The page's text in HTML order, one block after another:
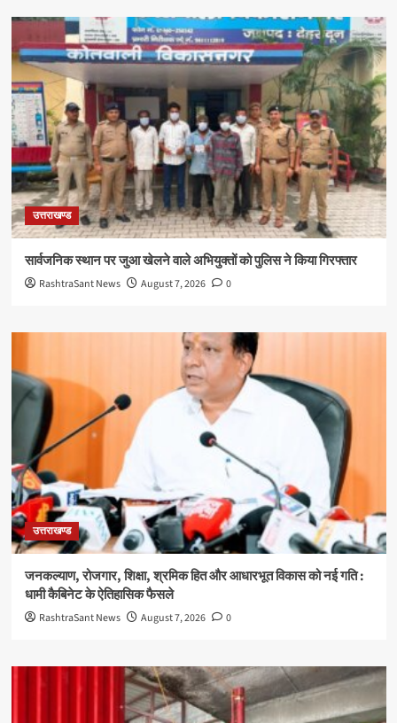
उत्तराखण्ड
सार्वजनिक स्थान पर जुआ खेलने वाले अभियुक्तों को पुलिस ने किया गिरफ्तार
RashtraSant News August 7, 2026 0
उत्तराखण्ड
जनकल्याण, रोजगार, शिक्षा, श्रमिक हित और आधारभूत विकास को नई गति :
धामी कैबिनेट के ऐतिहासिक फैसले
RashtraSant News August 7, 2026 0